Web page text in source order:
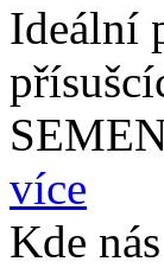
Ideální
více
Kde